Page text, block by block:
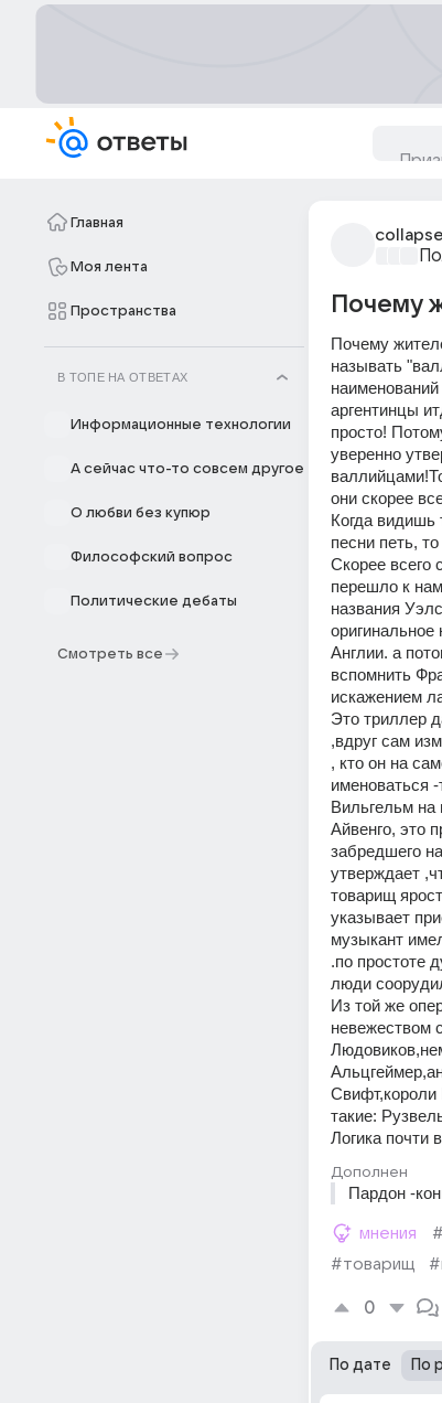
Главная
Моя лента
Пространства
В ТОПЕ НА ОТВЕТАХ
Информационные технологии
А сейчас что-то совсем другое
О любви без купюр
Философский вопрос
Политические дебаты
Смотреть все
Почему
Почему
называть
аргентинцы
просто!
уверенно
они скорее
Когда видишь
песни петь,
Скорее всего
перешло к
названия
Англии. а
вспомнить
искажением
Это триллер
,вдруг сам
, кто он на
именоваться
Вильгельм на
Айвенго, это
забредшего
утверждает
товарищ
указывает
музыкант
.по простоте
люди
Из той же
невежеством
Свифт,короли
такие:
Логика почти
Дополнен
Пардон -
мнения
#товарищ
0
По дате По